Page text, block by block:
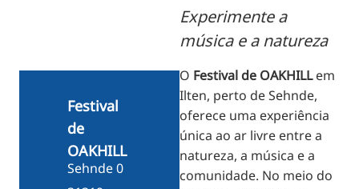
TR
RU
FI
KO
JA
Experimente a
música e a natureza
O Festival de OAKHILLem
Ilten, perto de Sehnde,
oferece uma experiência
única ao ar livre entre a
natureza, a música e a
comunidade. No meio do
Festival
de
OAKHILL
Sehnde 0